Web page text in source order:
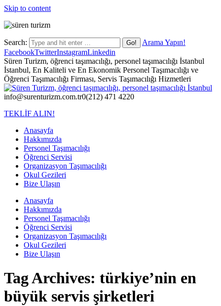
Skip to content
Search:
Arama Yapın!
FacebookTwitterInstagramLinkedin
Süren Turizm, öğrenci taşımacılığı, personel taşımacılığı İstanbul
İstanbul, En Kaliteli ve En Ekonomik Personel Taşımacılığı ve
Öğrenci Taşımacılığı Firması, Servis Taşımacılığı Hizmetleri
info@surenturizm.com.tr0(212) 471 4220
TEKLİF ALIN!
Anasayfa
Hakkımızda
Personel Taşımacılığı
Öğrenci Servisi
Organizasyon Taşımacılığı
Okul Gezileri
Bize Ulaşın
Anasayfa
Hakkımızda
Personel Taşımacılığı
Öğrenci Servisi
Organizasyon Taşımacılığı
Okul Gezileri
Bize Ulaşın
Tag Archives: türkiye’nin en
büyük servis şirketleri